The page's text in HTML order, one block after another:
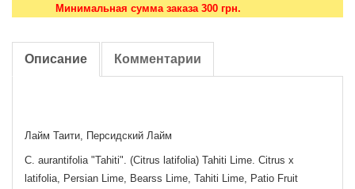
Минимальная сумма заказа 300 грн.
Описание Комментарии
Лайм Таити, Персидский Лайм
C. aurantifolia "Tahiti". (Citrus latifolia) Tahiti Lime. Citrus x
latifolia, Persian Lime, Bearss Lime, Tahiti Lime, Patio Fruit